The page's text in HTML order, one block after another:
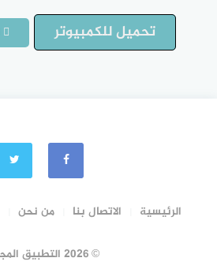
تحميل للكمبيوتر
الرئيسية الاتصال بنا من نحن
© 2026 التطبيق المجاني